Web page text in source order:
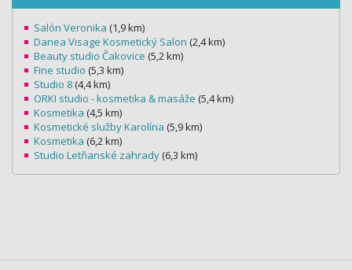
Salón Veronika (1,9 km)
Danea Visage Kosmetický Salon (2,4 km)
Beauty studio Čakovice (5,2 km)
Fine studio (5,3 km)
Studio 8 (4,4 km)
ORKI studio - kosmetika & masáže (5,4 km)
Kosmetika (4,5 km)
Kosmetické služby Karolína (5,9 km)
Kosmetika (6,2 km)
Studio Letňanské zahrady (6,3 km)